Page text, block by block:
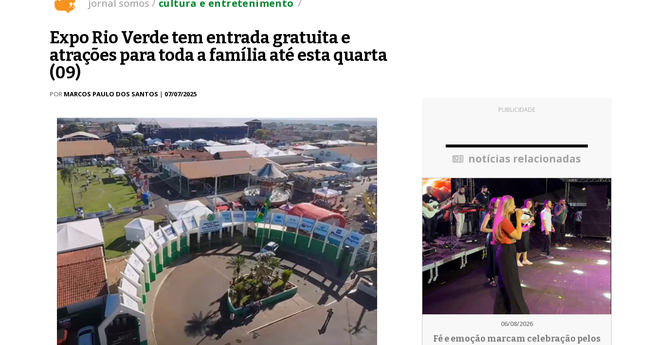
jornal somos cultura e entretenimento
Expo Rio Verde tem entrada gratuita e
atrações para toda a família até esta quarta
(09)
POR MARCOS PAULO DOS SANTOS | 07/07/2025
PUBLICIDADE
notícias relacionadas
06/08/2026
Fé e emoção marcam celebração pelos